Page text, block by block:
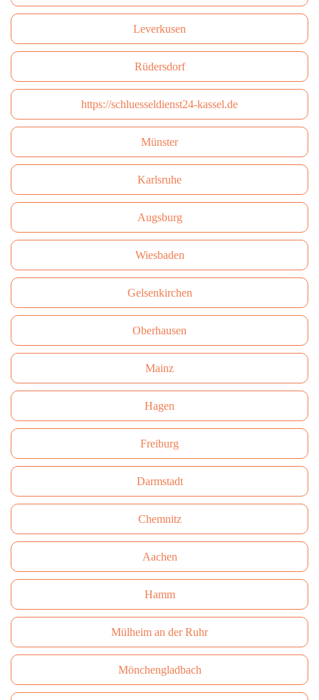
Leverkusen
Rüdersdorf
https://schluesseldienst24-kassel.de
Münster
Karlsruhe
Augsburg
Wiesbaden
Gelsenkirchen
Oberhausen
Mainz
Hagen
Freiburg
Darmstadt
Сhemnitz
Aachen
Hamm
Mülheim an der Ruhr
Mönchengladbach